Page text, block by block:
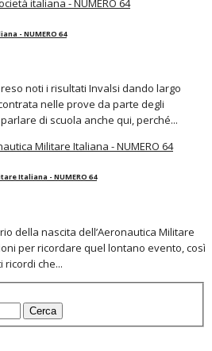
- NUMERO 64
noti i risultati Invalsi dando largo
nelle prove da parte degli
di scuola anche qui, perché...
Italiana - NUMERO 64
della nascita dell’Aeronautica Militare
per ricordare quel lontano evento, così
ricordi che...
Cerca